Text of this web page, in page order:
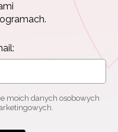
moich danych osobowych